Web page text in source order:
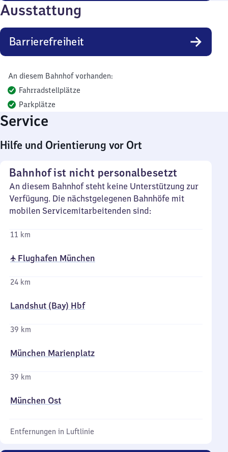
Ausstattung
Barrierefreiheit
An diesem Bahnhof vorhanden:
Fahrradstellplätze
Parkplätze
Service
Hilfe und Orientierung vor Ort
Bahnhof ist nicht personalbesetzt
An diesem Bahnhof steht keine Unterstützung zur
Verfügung. Die nächstgelegenen Bahnhöfe mit
mobilen Servicemitarbeitenden sind:
11 km
✈ Flughafen München
24 km
Landshut (Bay) Hbf
39 km
München Marienplatz
39 km
München Ost
Entfernungen in Luftlinie